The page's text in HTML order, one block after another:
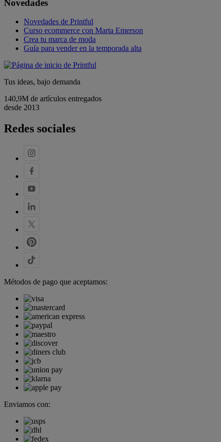
Novedades
Novedades de Printful
Curso ecommerce con Marta Emerson
Crea tu marca de moda
Guía para vender en la temporada alta
Tus ideas, bajo demanda
140,9M de artículos entregados
desde 2013
Redes sociales
Métodos de pago que aceptamos:
Enviamos con: